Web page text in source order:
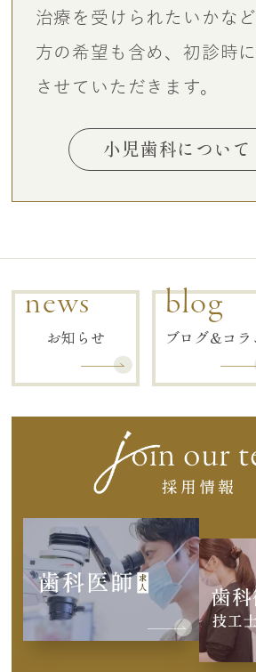
治療を受けられたいかな
方の希望も含め、初診時
させていただきます。
小児歯科について
news
お知らせ
blog
ブログ&コラ
採用情報